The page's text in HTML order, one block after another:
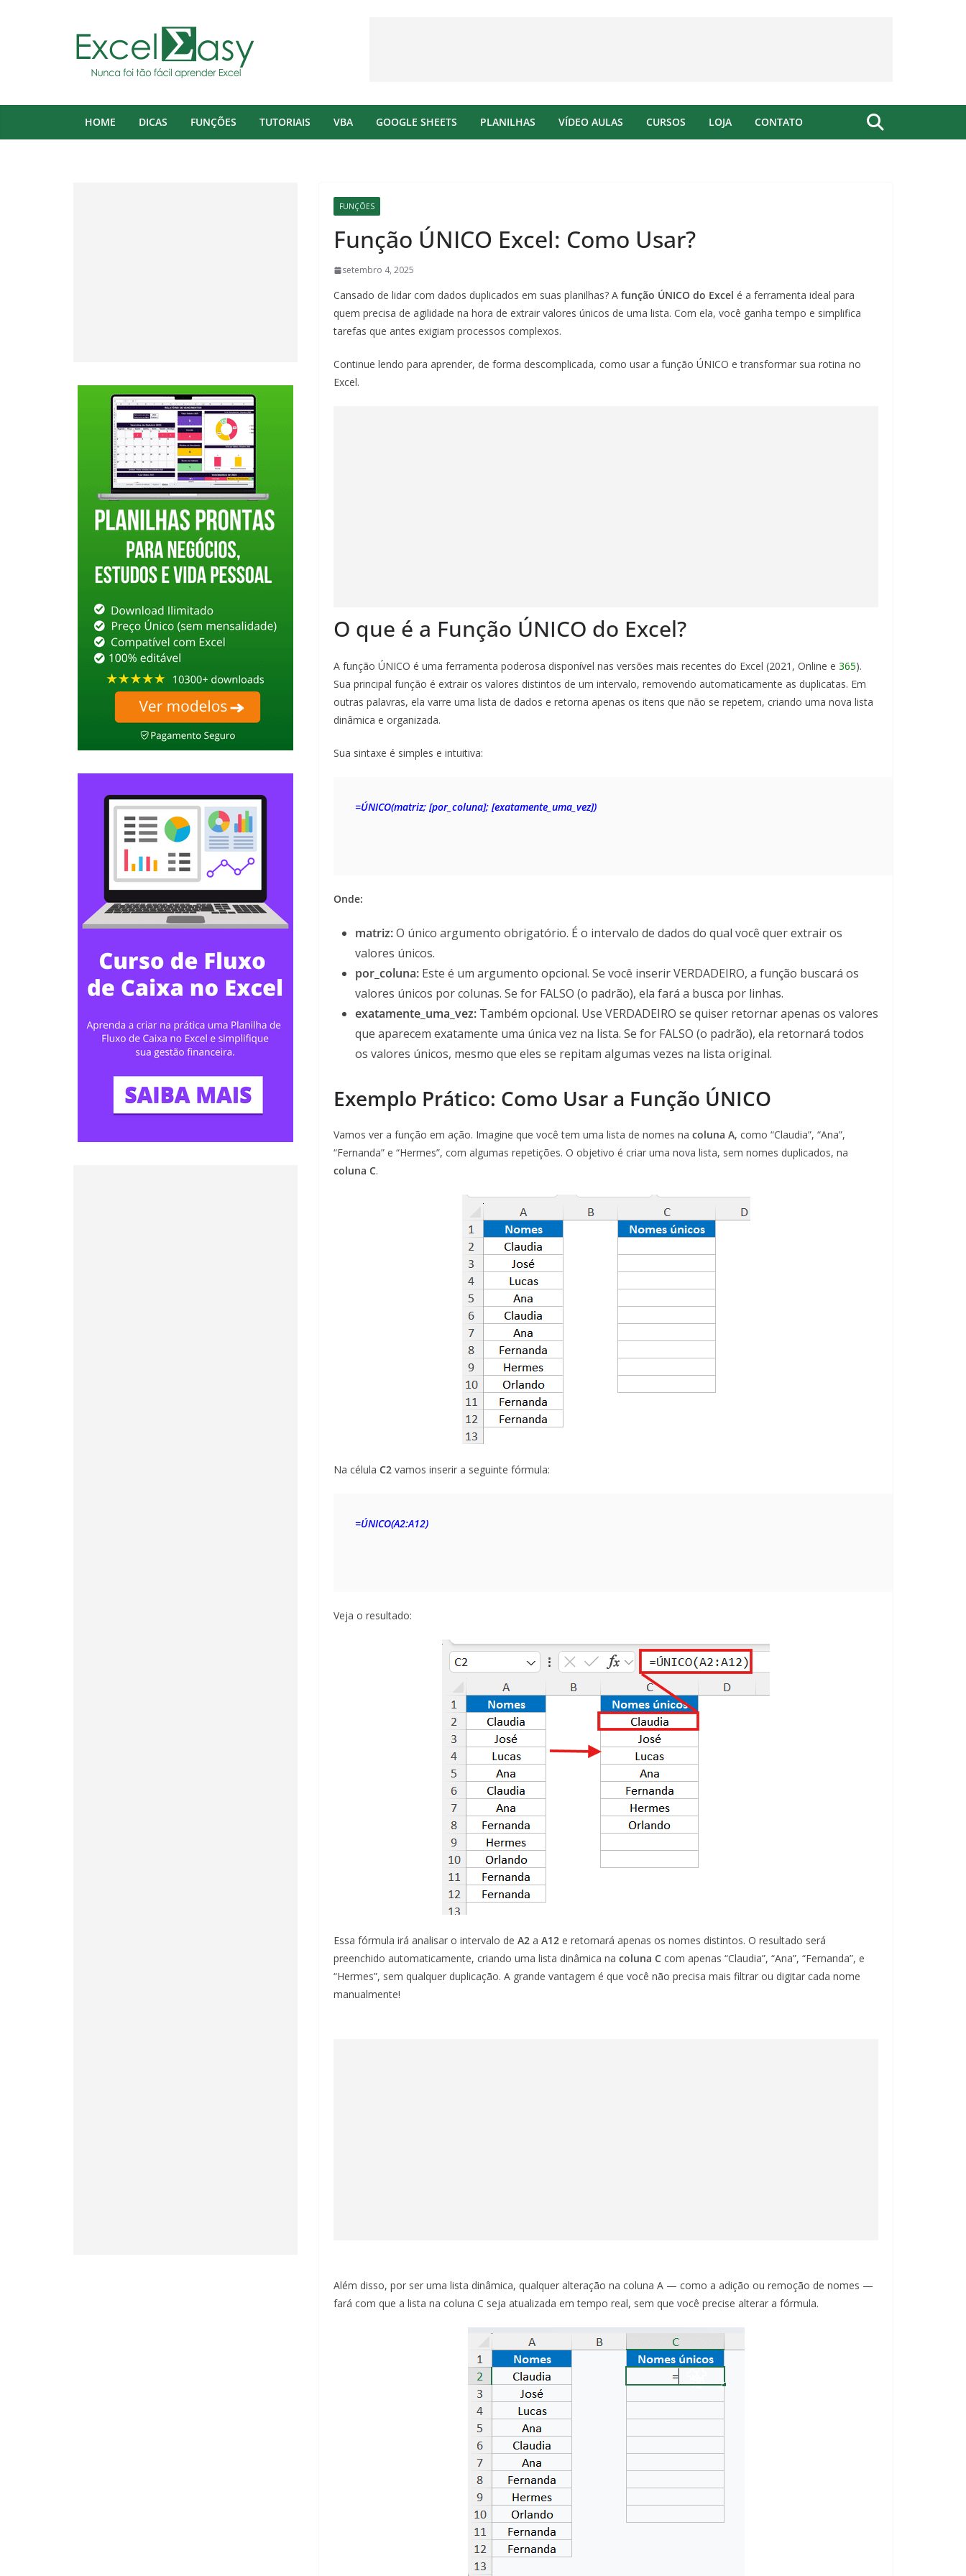
HOME DICAS FUNÇÕES TUTORIAIS VBA GOOGLE SHEETS PLANILHAS VÍDEO AULAS CURSOS LOJA CONTATO
FUNÇÕES
Função ÚNICO Excel: Como Usar?
setembro 4, 2025
Cansado de lidar com dados duplicados em suas planilhas? A função ÚNICO do Excel é a ferramenta ideal para
quem precisa de agilidade na hora de extrair valores únicos de uma lista. Com ela, você ganha tempo e simplifica
tarefas que antes exigiam processos complexos.
Continue lendo para aprender, de forma descomplicada, como usar a função ÚNICO e transformar sua rotina no
Excel.
O que é a Função ÚNICO do Excel?
A função ÚNICO é uma ferramenta poderosa disponível nas versões mais recentes do Excel (2021, Online e 365).
Sua principal função é extrair os valores distintos de um intervalo, removendo automaticamente as duplicatas. Em
outras palavras, ela varre uma lista de dados e retorna apenas os itens que não se repetem, criando uma nova lista
dinâmica e organizada.
Sua sintaxe é simples e intuitiva:
=ÚNICO(matriz; [por_coluna]; [exatamente_uma_vez])
Onde:
matriz:O único argumento obrigatório. É o intervalo de dados do qual você quer extrair os
valores únicos.
por_coluna: Este é um argumento opcional. Se você inserir VERDADEIRO, a função buscará os
valores únicos por colunas. Se for FALSO (o padrão), ela fará a busca por linhas.
exatamente_uma_vez: Também opcional. Use VERDADEIRO se quiser retornar apenas os valores
que aparecem exatamente uma única vez na lista. Se for FALSO (o padrão), ela retornará todos
os valores únicos, mesmo que eles se repitam algumas vezes na lista original.
Exemplo Prático: Como Usar a Função ÚNICO
Vamos ver a função em ação. Imagine que você tem uma lista de nomes na coluna A, como “Claudia”, “Ana”,
“Fernanda” e “Hermes”, com algumas repetições. O objetivo é criar uma nova lista, sem nomes duplicados, na
coluna C.
Na célula C2 vamos inserir a seguinte fórmula:
=ÚNICO(A2:A12)
Veja o resultado:
Essa fórmula irá analisar o intervalo de A2 a A12 e retornará apenas os nomes distintos. O resultado será
preenchido automaticamente, criando uma lista dinâmica na coluna C com apenas “Claudia”, “Ana”, “Fernanda”, e
“Hermes”, sem qualquer duplicação. A grande vantagem é que você não precisa mais filtrar ou digitar cada nome
manualmente!
Além disso, por ser uma lista dinâmica, qualquer alteração na coluna A — como a adição ou remoção de nomes —
fará com que a lista na coluna C seja atualizada em tempo real, sem que você precise alterar a fórmula.